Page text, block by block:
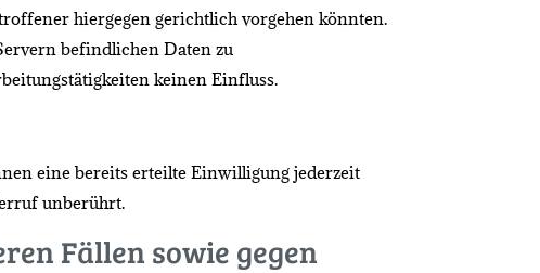
hiergegen gerichtlich vorgehen könnten.
befindlichen Daten zu
keinen Einfluss.
eine bereits erteilte Einwilligung jederzeit
unberührt.
Fällen sowie gegen